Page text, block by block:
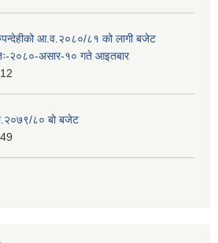
रुपन्देहीको आ.व.२०८०/८१ को लागी बजेट
२०८०-असार-१० गते आइतबार
८० बो बजेट